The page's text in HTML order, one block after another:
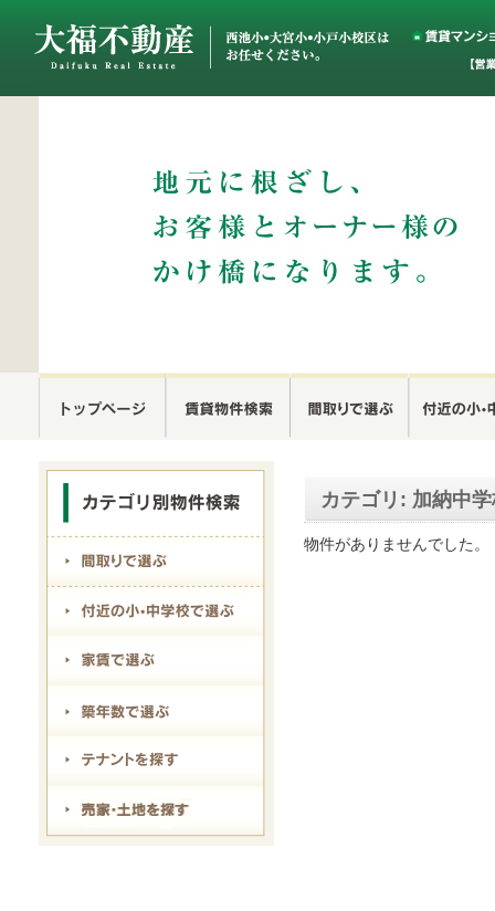
カテゴリ: 加納中
物件がありませんでした。